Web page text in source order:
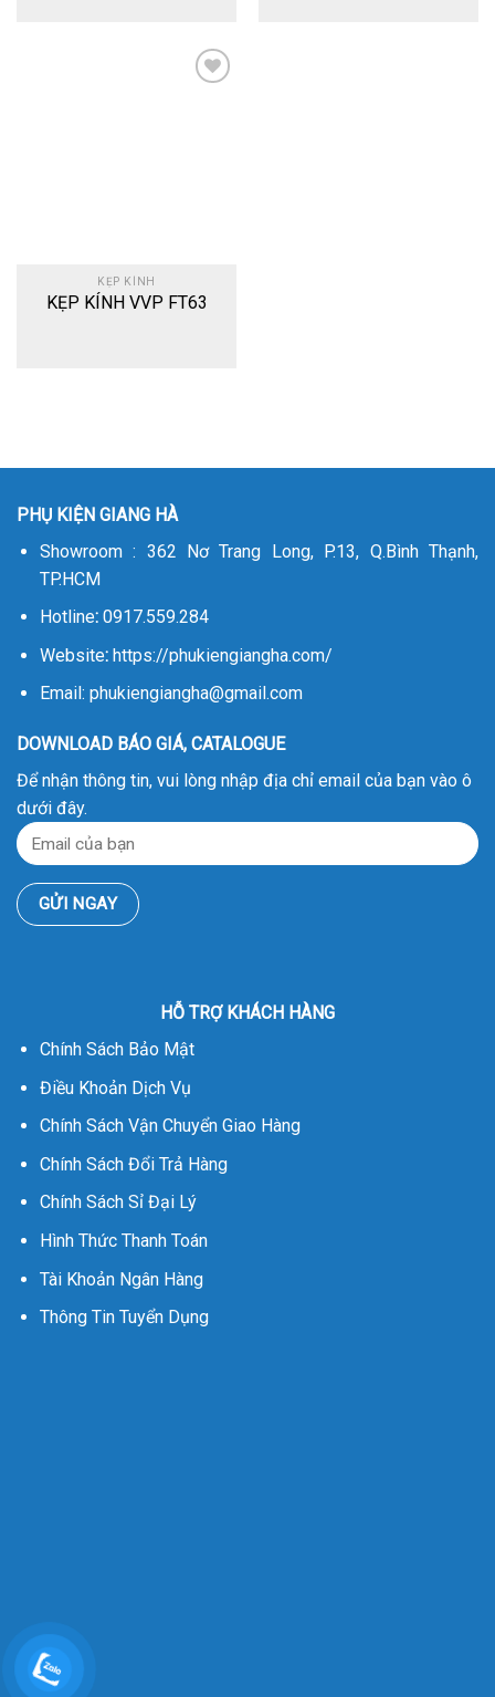
KẸP KÍNH
KẸP KÍNH VVP FT63
PHỤ KIỆN GIANG HÀ
Showroom : 362 Nơ Trang Long, P.13, Q.Bình Thạnh,
TP.HCM
Hotline:0917.559.284
Website: https://phukiengiangha.com/
Email: phukiengiangha@gmail.com
DOWNLOAD BÁO GIÁ, CATALOGUE
Để nhận thông tin, vui lòng nhập địa chỉ email của bạn vào ô
dưới đây.
HỖ TRỢ KHÁCH HÀNG
Chính Sách Bảo Mật
Điều Khoản Dịch Vụ
Chính Sách Vận Chuyển Giao Hàng
Chính Sách Đổi Trả Hàng
Chính Sách Sỉ Đại Lý
Hình Thức Thanh Toán
Tài Khoản Ngân Hàng
Thông Tin Tuyển Dụng